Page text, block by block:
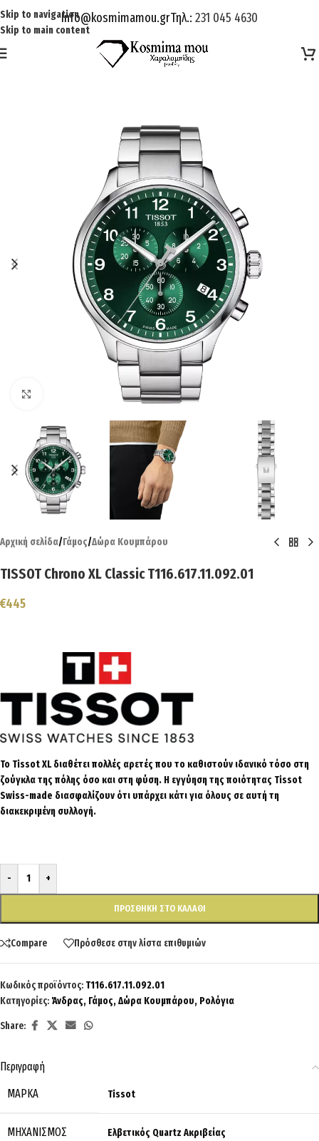
Skip to navigation
Skip to main content
Info@kosmimamou.grΤηλ.: 231 045 4630
Αρχική σελίδα/Γάμος/Δώρα Κουμπάρου
TISSOT Chrono XL Classic T116.617.11.092.01
€445
Το Tissot XL διαθέτει πολλές αρετές που το καθιστούν ιδανικό τόσο στη
ζούγκλα της πόλης όσο και στη φύση. Η εγγύηση της ποιότητας Tissot
Swiss-made διασφαλίζουν ότι υπάρχει κάτι για όλους σε αυτή τη
διακεκριμένη συλλογή.
- +
ΠΡΟΣΘΉΚΗ ΣΤΟ ΚΑΛΆΘΙ
Compare Πρόσθεσε στην λίστα επιθυμιών
Κωδικός προϊόντος: T116.617.11.092.01
Κατηγορίες: Άνδρας, Γάμος,Δώρα Κουμπάρου, Ρολόγια
Share:
Περιγραφή
ΜΆΡΚΑ
Tissot
ΜΗΧΑΝΙΣΜΌΣ Ελβετικός Quartz Ακριβείας